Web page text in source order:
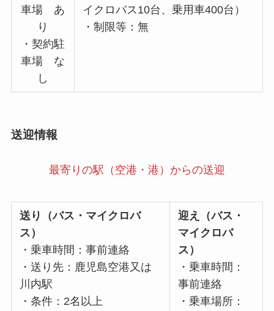
車場 あ
り
・契約駐
車場 な
し
イクロバス10台、乗用車400台）
・制限等：無
送迎情報
最寄りの駅（空港・港）からの送迎
送り（バス・マイクロバ
ス）
・乗車時間：事前連絡
・送り先：鹿児島空港又は
川内駅
・条件：2名以上
迎え（バス・
マイクロバ
ス）
・乗車時間：
事前連絡
・乗車場所：